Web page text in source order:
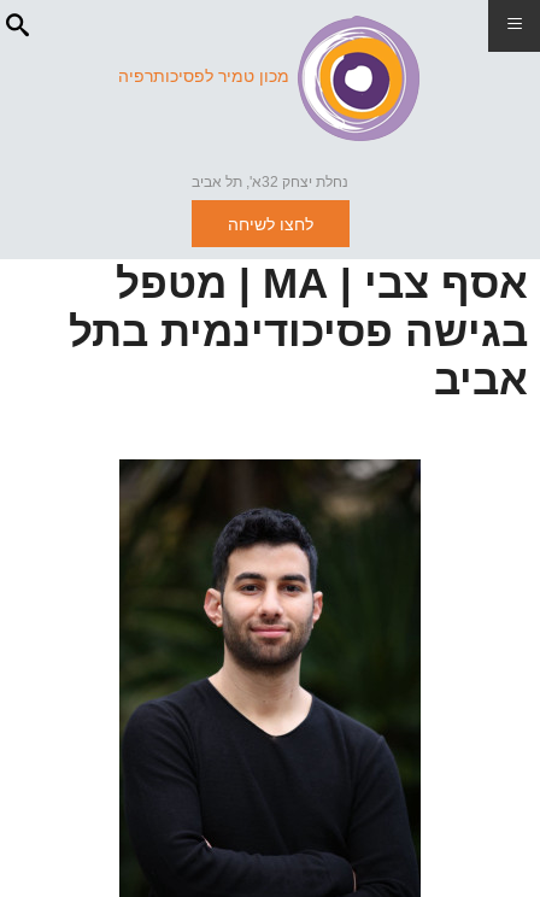
מכון טמיר לפסיכותרפיה
נחלת יצחק 32א', תל אביב
לחצו לשיחה
אסף צבי | MA | מטפל
בגישה פסיכודינמית בתל
אביב
≡